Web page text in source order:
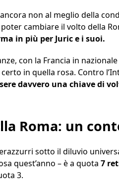
non al meglio della
cambiare il volto della
in più per Juric e i suoi.
con la Francia in
in quella rosa. Contro
davvero una chiave di
Roma: un
sotto il diluvio
quest’anno – è a quota 7
3.